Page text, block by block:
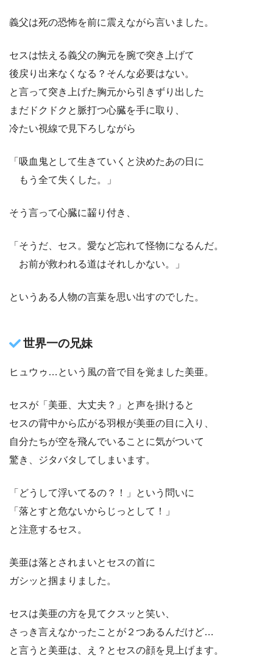
義父は死の恐怖を前に震えながら言いました。
セスは怯える義父の胸元を腕で突き上げて
後戻り出来なくなる？そんな必要はない。
と言って突き上げた胸元から引きずり出した
まだドクドクと脈打つ心臓を手に取り、
冷たい視線で見下ろしながら
「吸血鬼として生きていくと決めたあの日に
もう全て失くした。」
そう言って心臓に齧り付き、
「そうだ、セス。愛など忘れて怪物になるんだ。
お前が救われる道はそれしかない。」
というある人物の言葉を思い出すのでした。
世界一の兄妹
ヒュウゥ…という風の音で目を覚ました美亜。
セスが「美亜、大丈夫？」と声を掛けると
セスの背中から広がる羽根が美亜の目に入り、
自分たちが空を飛んでいることに気がついて
驚き、ジタバタしてしまいます。
「どうして浮いてるの？！」という問いに
「落とすと危ないからじっとして！」
と注意するセス。
美亜は落とされまいとセスの首に
ガシッと掴まりました。
セスは美亜の方を見てクスッと笑い、
さっき言えなかったことが２つあるんだけど…
と言うと美亜は、え？とセスの顔を見上げます。